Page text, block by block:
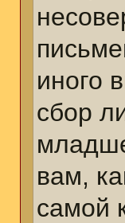
иного
сбор
вам,
самой